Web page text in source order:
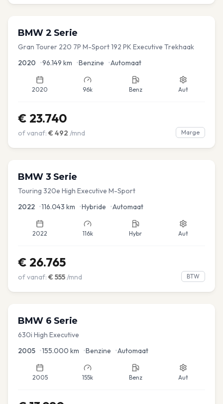
BMW 2 Serie
Gran Tourer 220 7P M-Sport 192 PK Executive Trekhaak
2020 •96.149 km •Benzine •Automaat
2020 96k Benz Aut
€ 23.740
of vanaf: € 492 /mnd Marge
BMW 3 Serie
Touring 320e High Executive M-Sport
2022 •116.043 km •Hybride •Automaat
2022 116k Hybr Aut
€ 26.765
of vanaf: € 555 /mnd BTW
BMW 6 Serie
630i High Executive
2005 •155.000 km •Benzine •Automaat
2005 155k Benz Aut